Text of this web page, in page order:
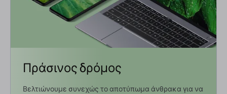
Πράσινος δρόμος
Βελτιώνουμε συνεχώς το αποτύπωμα άνθρακα για να